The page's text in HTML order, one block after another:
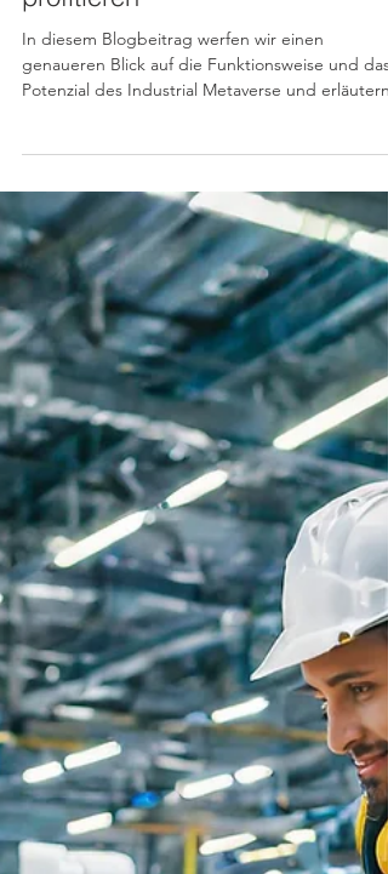
profitieren
In diesem Blogbeitrag werfen wir einen
wie der strategische Einsatz der Technologie
effizienter und kollaborativer zu gestalten.